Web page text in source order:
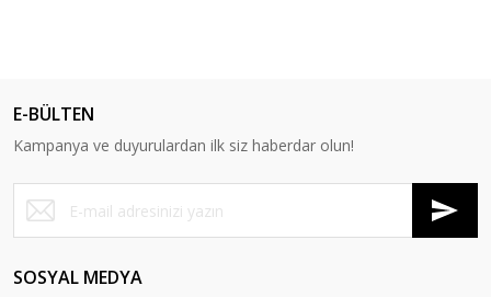
E-BÜLTEN
Kampanya ve duyurulardan ilk siz haberdar olun!
SOSYAL MEDYA